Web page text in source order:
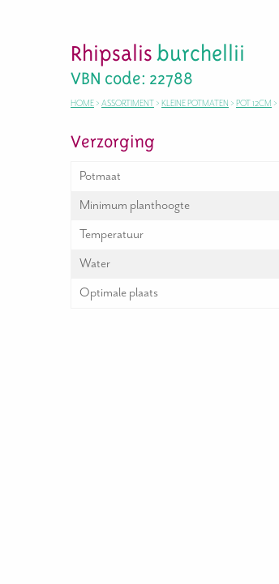
Rhipsalisburchellii
VBN code: 22788
HOME > ASSORTIMENT > KLEINE POTMATEN > POT 12CM >
Verzorging
Potmaat
Minimum planthoogte
Temperatuur
Water
Optimale plaats